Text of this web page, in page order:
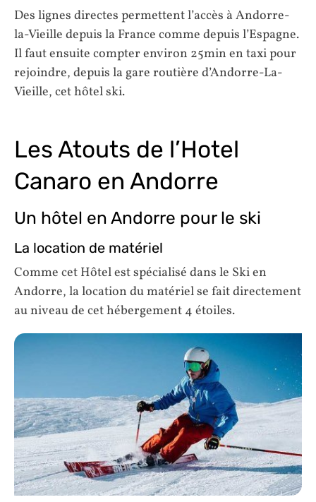
Des lignes directes permettent l’accès à Andorre-
la-Vieille depuis la France comme depuis l’Espagne.
Il faut ensuite compter environ 25min en taxi pour
rejoindre, depuis la gare routière d’Andorre-La-
Vieille, cet hôtel ski.
Les Atouts de l’Hotel
Canaro en Andorre
Un hôtel en Andorre pour le ski
La location de matériel
Comme cet Hôtel est spécialisé dans le Ski en
Andorre, la location du matériel se fait directement
au niveau de cet hébergement 4 étoiles.